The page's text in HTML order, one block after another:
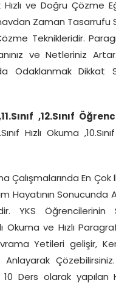
ve Doğru Çözme
Zaman
Teknikleridir.
ve Netleriniz
Odaklanmak Dikkat
,12.Sınıf
Hızlı Okuma
Çalışmalarında En
Hayatının
YKS
Okuma ve Hızlı
Yetileri gelişir,
Anlayarak
Ders olarak yapılan